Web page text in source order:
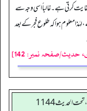
کرتی ہے۔ غالباً اسی وجہ سے
لہٰذا معلوم ہوا کہ طلوع فجر کے بعد
حدیث/صفحہ نمبر: 142]
الحديث1144